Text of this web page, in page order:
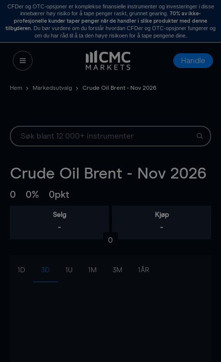
CFDer og OTC-opsjoner er komplekse finansielle instrumenter og investeringer i disse
innebærer høy risiko for å tape penger raskt, grunnet gearing. 70% av ikke-
profesjonelle kunder taper penger når de handler i slike produkter med denne
tilbyderen . Du bør vurdere om du forstår hvordan CFDer og OTC-opsjoner fungerer og
om du har råd til å ta den høye risikoen for å tape pengene dine.
Handle
Hem Markedsutvalg Crude Oil Brent - Nov 2026
Crude Oil Brent - Nov 2026
0 0% 0pkt
Selg
-
Kjøp
-
0
1D 3D 1U 1M 3M 1ÅR